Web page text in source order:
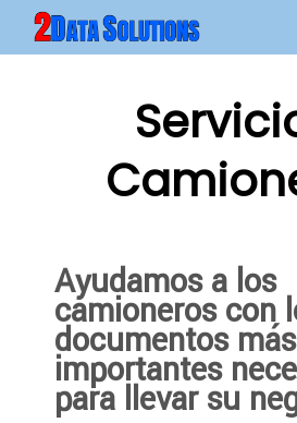
Ayudamos a los
camioneros con
documentos más
importantes
para llevar su